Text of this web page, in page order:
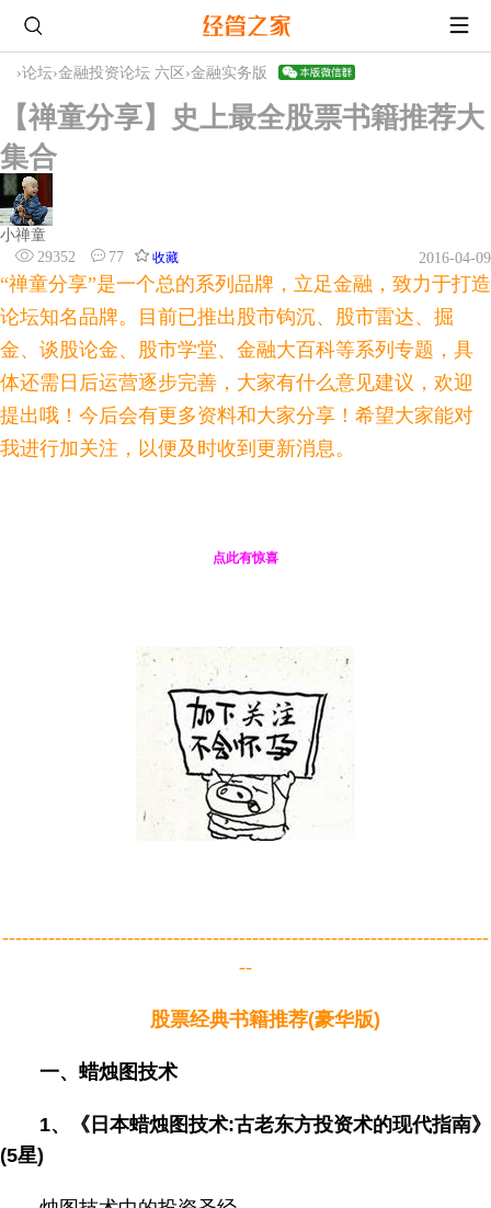
›论坛›金融投资论坛 六区 ›金融实务版
【禅童分享】史上最全股票书籍推荐大
集合
小禅童
29352
77 收藏 2016-04-09
“禅童分享”是一个总的系列品牌，立足金融，致力于打造
论坛知名品牌。目前已推出股市钩沉、股市雷达、掘
金、谈股论金、股市学堂、金融大百科等系列专题，具
体还需日后运营逐步完善，大家有什么意见建议，欢迎
提出哦！今后会有更多资料和大家分享！希望大家能对
我进行加关注，以便及时收到更新消息。
点此有惊喜
--------------------------------------------------------------------------
--
股票经典书籍推荐(豪华版)
一、蜡烛图技术
1、《日本蜡烛图技术:古老东方投资术的现代指南》
(5星)